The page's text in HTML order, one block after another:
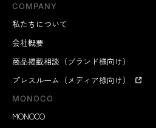
COMPANY
私たちについて
会社概要
商品掲載相談（ブランド様向け）
プレスルーム（メディア様向け）
MONOCO
MONOCO